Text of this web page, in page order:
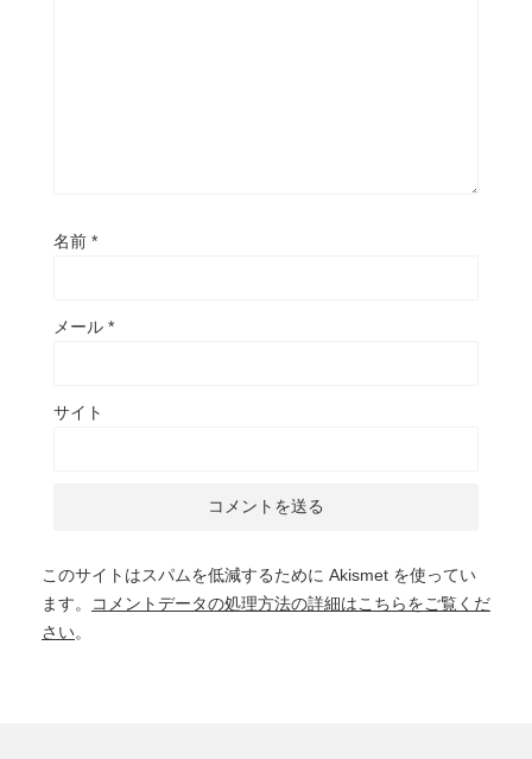
名前 *
メール *
サイト
このサイトはスパムを低減するために Akismet を使ってい
ます。
コメントデータの処理方法の詳細はこちらをご覧くだ
さい。